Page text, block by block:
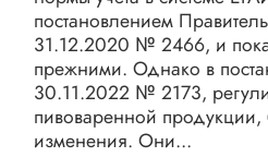
постановлением
31.12.2020 № 2466, и
прежними. Однако в
30.11.2022 № 2173,
пивоваренной
изменения. Они...